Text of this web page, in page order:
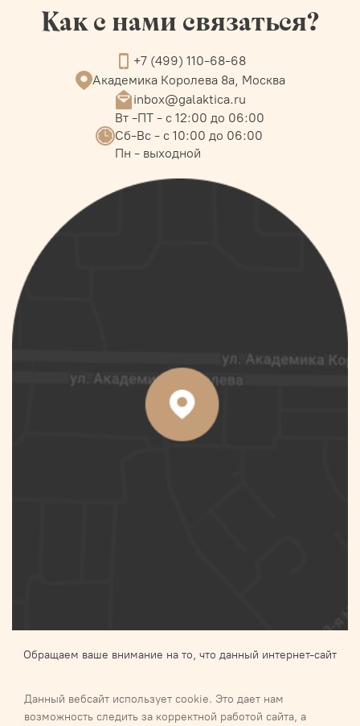
Данный вебсайт использует cookie. Это дает нам
возможность следить за корректной работой сайта, а
Как с нами связаться?
+7 (499) 110-68-68
Академика Королева 8а, Москва
inbox@galaktica.ru
Вт -ПТ - с 12:00 до 06:00
Сб-Вс - с 10:00 до 06:00
Пн - выходной
Обращаем ваше внимание на то, что данный интернет-сайт
определяемой положениями Статьи 437 п.2 Гражданского